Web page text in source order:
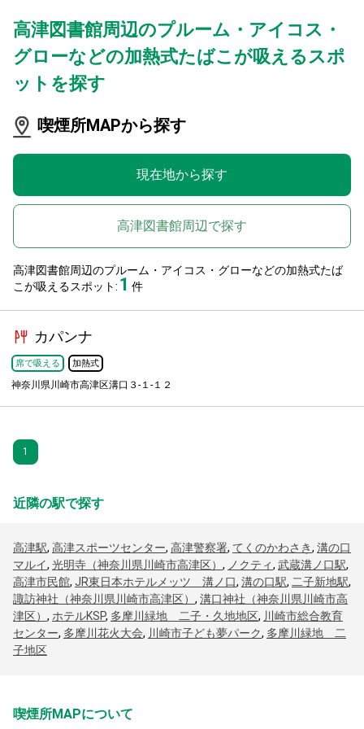
高津図書館周辺のプルーム・アイコス・
グローなどの加熱式たばこが吸えるスポ
ットを探す
喫煙所MAPから探す
現在地から探す
高津図書館周辺で探す
高津図書館周辺のプルーム・アイコス・グローなどの加熱式たば
こが吸えるスポット: 1 件
カパンナ
席で吸える 加熱式
神奈川県川崎市高津区溝口３-１-１２
1
近隣の駅で探す
高津駅, 高津スポーツセンター, 高津警察署, てくのかわさき, 溝の口
マルイ, 光明寺（神奈川県川崎市高津区） , ノクティ, 武蔵溝ノ口駅,
高津市民館, JR東日本ホテルメッツ 溝ノ口, 溝の口駅, 二子新地駅,
諏訪神社（神奈川県川崎市高津区） , 溝口神社（神奈川県川崎市高
津区） , ホテルKSP, 多摩川緑地 二子・久地地区, 川崎市総合教育
センター, 多摩川花火大会, 川崎市子ども夢パーク, 多摩川緑地 二
子地区
喫煙所MAPについて